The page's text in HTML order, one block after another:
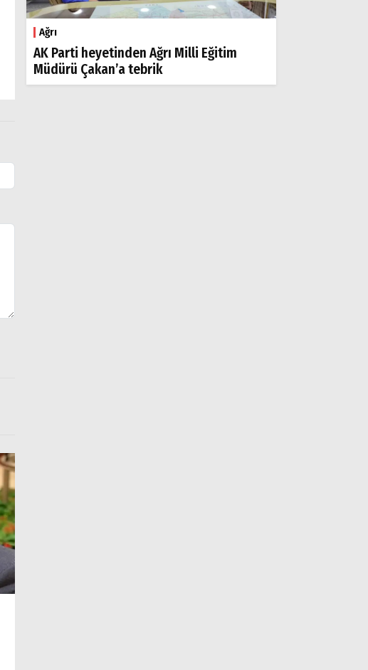
Ağrı
AK Parti heyetinden Ağrı Milli Eğitim
Müdürü Çakan’a tebrik